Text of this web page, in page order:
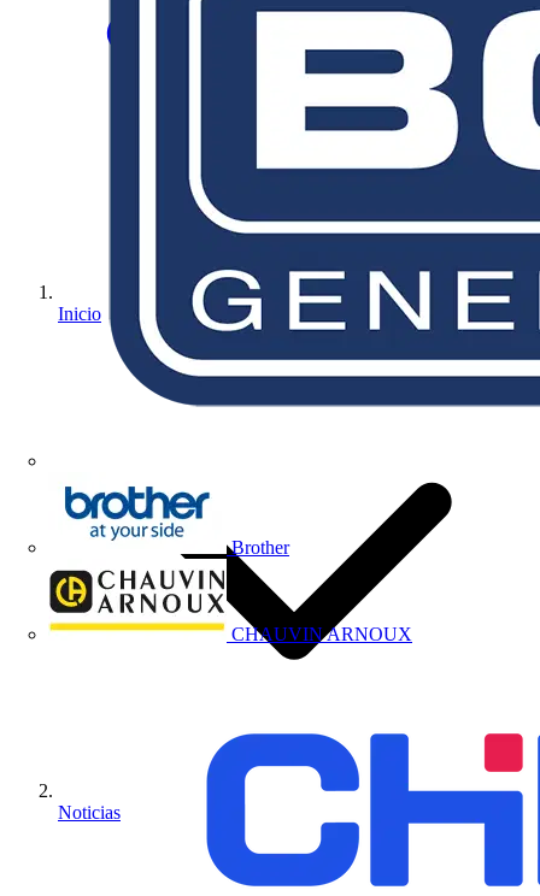
Brother
CHAUVIN ARNOUX
Inicio
Noticias